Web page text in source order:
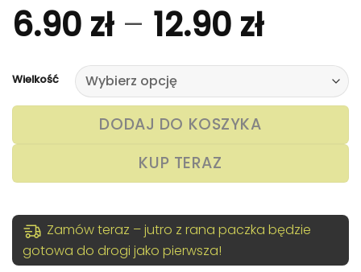
6.90 zł – 12.90 zł
cen:
od
6.90 zł
12.90
Wielkość
DODAJ DO KOSZYKA
KUP TERAZ
Zamów teraz – jutro z rana paczka będzie
gotowa do drogi jako pierwsza!